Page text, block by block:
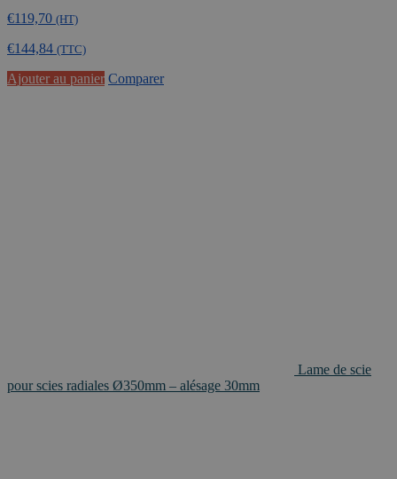
€119,70 (HT)
€144,84 (TTC)
Ajouter au panier Comparer
Lame de scie
pour scies radiales Ø350mm – alésage 30mm